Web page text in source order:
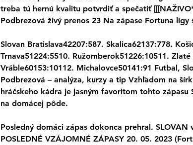
treba tú hernú kvalitu potvrdiť a spečatiť
Podbrezová živý prenos 23 Na zápase Fortuna ligy
Slovan Bratislava42207:587. Skalica62137:778.
Trnava51224:5510. Ružomberok51226:10511.
Vráble60153:10112. Michalovce50141:91 Futbal,
Podbrezová – analýza, kurzy a tip Vzhľadom na
hráčskeho kádra je jasným favoritom tohto zápasu
na domácej pôde.
Posledný domáci zápas dokonca prehral. SLOVAN
POSLEDNÉ VZÁJOMNÉ ZÁPASY 20. 05. 2023